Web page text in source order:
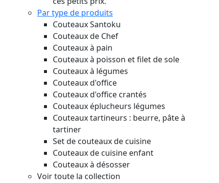
Par type de produits
Couteaux Santoku
Couteaux de Chef
Couteaux à pain
Couteaux à poisson et filet de sole
Couteaux à légumes
Couteaux d'office
Couteaux d'office crantés
Couteaux éplucheurs légumes
Couteaux tartineurs : beurre, pâte à
tartiner
Set de couteaux de cuisine
Couteaux de cuisine enfant
Couteaux à désosser
Voir toute la collection